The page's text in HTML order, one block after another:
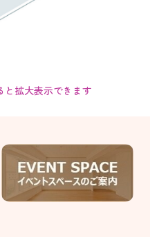
拡大表示できます